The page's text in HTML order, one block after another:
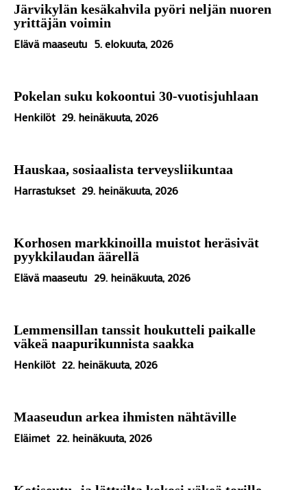
Järvikylän kesäkahvila pyöri neljän nuoren
yrittäjän voimin
Elävä maaseutu 5. elokuuta, 2026
Pokelan suku kokoontui 30-vuotisjuhlaan
Henkilöt 29. heinäkuuta, 2026
Hauskaa, sosiaalista terveysliikuntaa
Harrastukset 29. heinäkuuta, 2026
Korhosen markkinoilla muistot heräsivät
pyykkilaudan äärellä
Elävä maaseutu 29. heinäkuuta, 2026
Lemmensillan tanssit houkutteli paikalle
väkeä naapurikunnista saakka
Henkilöt 22. heinäkuuta, 2026
Maaseudun arkea ihmisten nähtäville
Eläimet 22. heinäkuuta, 2026